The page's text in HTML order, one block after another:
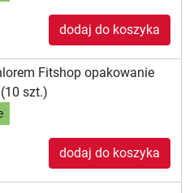
dodaj do koszyka
Fitshop opakowanie
szt.)
dodaj do koszyka